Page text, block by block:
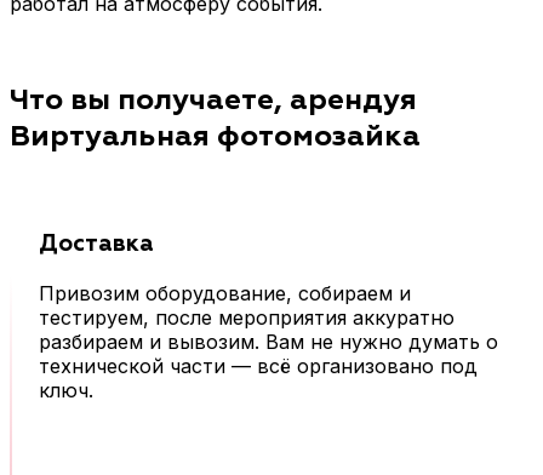
Что вы получаете, арендуя
Виртуальная фотомозайка
Доставка
Привозим оборудование, собираем и
тестируем, после мероприятия аккуратно
разбираем и вывозим. Вам не нужно думать о
технической части — всё организовано под
ключ.